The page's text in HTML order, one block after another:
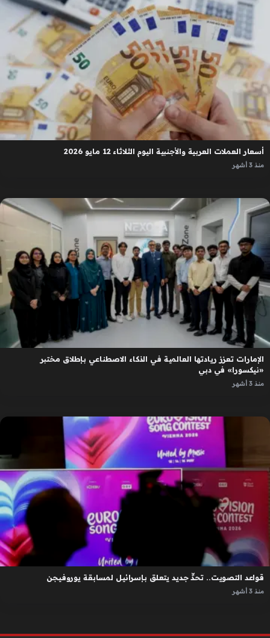
أسعار العملات العربية والأجنبية اليوم الثلاثاء 12 مايو 2026
منذ 3 أشهر
الإمارات تعزز ريادتها العالمية في الذكاء الاصطناعي بإطلاق مختبر
«نيكسورا» في دبي
منذ 3 أشهر
قواعد التصويت.. تحدٍّ جديد يتعلق بإسرائيل لمسابقة يوروفيجن
منذ 3 أشهر